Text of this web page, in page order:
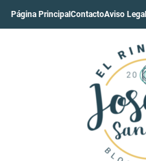
Página Principal ContactoAviso Legal